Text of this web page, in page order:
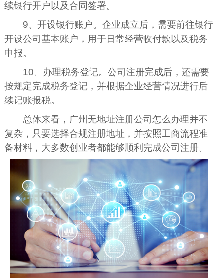
续银行开户以及合同签署。
9、开设银行账户。企业成立后，需要前往银行
开设公司基本账户，用于日常经营收付款以及税务
申报。
10、办理税务登记。公司注册完成后，还需要
按规定完成税务登记，并根据企业经营情况进行后
续记账报税。
总体来看，广州无地址注册公司怎么办理并不
复杂，只要选择合规注册地址，并按照工商流程准
备材料，大多数创业者都能够顺利完成公司注册。